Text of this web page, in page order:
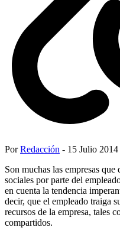
PorRedacción - 15 Julio 2014
Son muchas las empresas
sociales por parte del
en cuenta la tendencia
decir, que el empleado traiga
recursos de la empresa, tales
compartidos.